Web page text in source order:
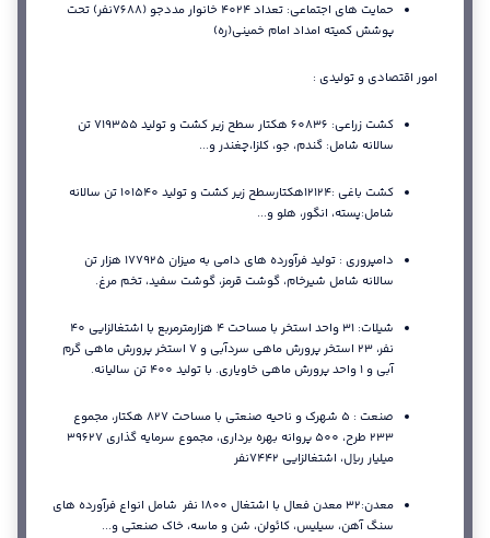
حمایت های اجتماعی: تعداد 4024 خانوار مددجو (7688نفر) تحت
پوشش کمیته امداد امام خمینی(ره)
امور اقتصادی و تولیدی :
کشت زراعی: 60836 هکتار سطح زیر کشت و تولید 719355 تن
سالانه شامل: گندم، جو، کلزا،چغندر و...
کشت باغی :12124هکتارسطح زیر کشت و تولید 101540 تن سالانه
شامل:پسته، انگور، هلو و...
دامپروری : تولید فرآورده های دامی به میزان 177925 هزار تن
سالانه شامل شیرخام، گوشت قرمز، گوشت سفید، تخم مرغ.
شیلات: 31 واحد استخر با مساحت 4 هزارمترمربع با اشتغالزایی 40
نفر، 23 استخر پرورش ماهی سردآبی و 7 استخر پرورش ماهی گرم
آبی و 1 واحد پرورش ماهی خاویاری. با تولید 400 تن سالیانه.
صنعت : 5 شهرک و ناحیه صنعتی با مساحت 827 هکتار، مجموع
233 طرح، 500 پروانه بهره برداری، مجموع سرمایه گذاری 39627
میلیار ریال، اشتغالزایی 7442نفر
معدن:32 معدن فعال با اشتغال 1800 نفر شامل انواع فرآورده های
سنگ آهن، سیلیس، کائولن، شن و ماسه، خاک صنعتی و...